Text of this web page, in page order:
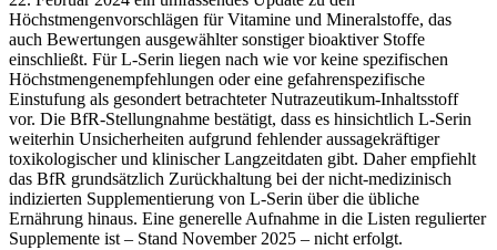
Höchstmengenvorschlägen für Vitamine und Mineralstoffe, das
auch Bewertungen ausgewählter sonstiger bioaktiver Stoffe
einschließt. Für L-Serin liegen nach wie vor keine spezifischen
Höchstmengenempfehlungen oder eine gefahrenspezifische
Einstufung als gesondert betrachteter Nutrazeutikum-Inhaltsstoff
vor. Die BfR-Stellungnahme bestätigt, dass es hinsichtlich L-Serin
weiterhin Unsicherheiten aufgrund fehlender aussagekräftiger
toxikologischer und klinischer Langzeitdaten gibt. Daher empfiehlt
das BfR grundsätzlich Zurückhaltung bei der nicht-medizinisch
indizierten Supplementierung von L-Serin über die übliche
Ernährung hinaus. Eine generelle Aufnahme in die Listen regulierter
Supplemente ist – Stand November 2025 – nicht erfolgt.